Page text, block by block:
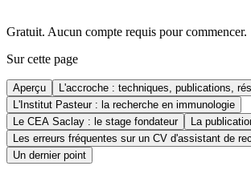
Gratuit. Aucun compte requis pour commencer.
Sur cette page
Aperçu
L'accroche : techniques, publications,
L'Institut Pasteur : la recherche en immunologie
Le CEA Saclay : le stage fondateur
La
Les erreurs fréquentes sur un CV d'assistant de
Un dernier point